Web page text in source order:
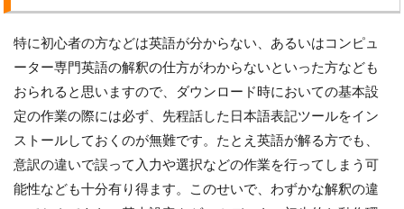
特に初心者の方などは英語が分からない、あるいはコンピュ
ーター専門英語の解釈の仕方がわからないといった方なども
おられると思いますので、ダウンロード時においての基本設
定の作業の際には必ず、先程話した日本語表記ツールをイン
ストールしておくのが無難です。たとえ英語が解る方でも、
意訳の違いで誤って入力や選択などの作業を行ってしまう可
能性なども十分有り得ます。このせいで、わずかな解釈の違